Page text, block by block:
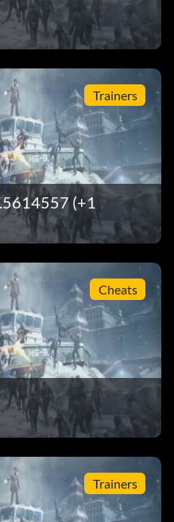
Trainers
(+1
Cheats
Trainers